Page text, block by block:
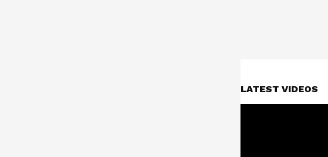
LATEST VIDEOS